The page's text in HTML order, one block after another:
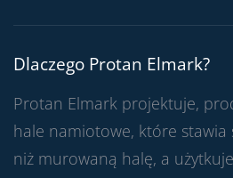
Dlaczego Protan Elmark?
Protan Elmark projektuje,
hale namiotowe, które stawia
niż murowaną halę, a